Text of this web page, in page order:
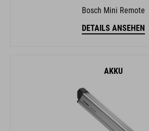
Bosch Mini Remote
DETAILS ANSEHEN
AKKU